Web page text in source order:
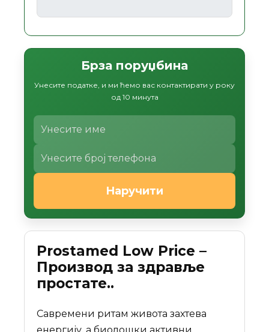
Брза поруџбина
Унесите податке, и ми ћемо вас контактирати у року
од 10 минута
Наручити
Prostamed Low Price –
Производ за здравље
простате..
Савремени ритам живота захтева